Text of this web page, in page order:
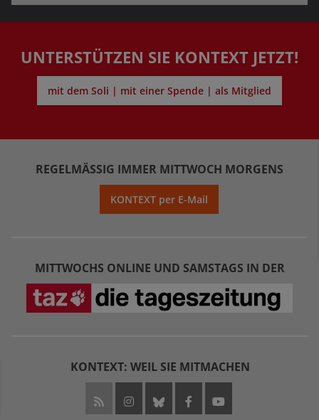
UNTERSTÜTZEN SIE KONTEXT JETZT!
mit dem Soli | mit einer Spende | als Mitglied
REGELMÄSSIG IMMER MITTWOCH MORGENS
KONTEXT per E-Mail
MITTWOCHS ONLINE UND SAMSTAGS IN DER
KONTEXT: WEIL SIE MITMACHEN